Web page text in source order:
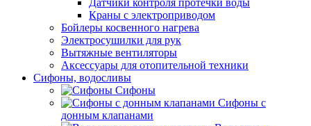
Датчики контроля протечки воды
Краны с электроприводом
Бойлеры косвенного нагрева
Электросушилки для рук
Вытяжные вентиляторы
Аксессуары для отопительной техники
Сифоны, водосливы
Сифоны
Сифоны с
донным клапанами